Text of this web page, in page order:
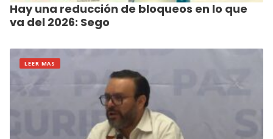
Hay una reducción de bloqueos en lo que
va del 2026: Sego
LEER MAS